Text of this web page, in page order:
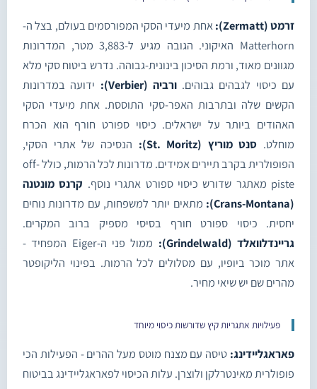
זרמט (Zermatt):
אחת מיעדי הסקי המפורסמים בעולם, בצל ה-
Matterhorn האיקוני. הגובה מגיע ל-3,883 מטר, המדרונות
מגוונים מאוד, ורמת הסיכון בינונית-גבוהה. נדרש ביטוח סקי מלא
עם כיסוי לגבהים גבוהים. ורביה (Verbier):
ידועה במדרונות
הקשים שלה ובתרבות האפר-סקי התוססת. אחת מיעדי הסקי
האהודים ביותר על ישראלים. כיסוי ספורט חורף הוא הכרח
מוחלט. סנט מוריץ (St. Moritz):
הנסיכה של אתרי הסקי,
הפופולרית בקרב תיירים אמידים. מדרונות לכל הרמות, כולל off-
piste מאתגר שדורש כיסוי ספורט אתגרי נוסף.
קרנס מונטנה
(Crans-Montana):
מתאים יותר למשפחות, עם מדרונות נוחים
יחסית. כיסוי ספורט חורף בסיסי מספיק ברוב המקרים.
גריינדלוואלד (Grindelwald):
ממול פני ה-Eiger המפחיד -
אתר מוכר ביופיו, עם מסלולים לכל הרמות. בפינוי הליקופטר
מהרים שם יש שיאי מחיר.
פעילויות אתגריות קיץ שדורשות כיסוי מיוחד
פאראגליידינג: טיסה עם מצנח מוטס מעל ההרים - הפעילות הכי
פופולרית מאינטרלקן ולוצרן. עלות הכיסוי לפאראגליידינג בביטוח